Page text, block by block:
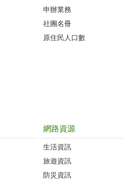
申辦業務
社團名冊
原住民人口數
網路資源
生活資訊
旅遊資訊
防災資訊